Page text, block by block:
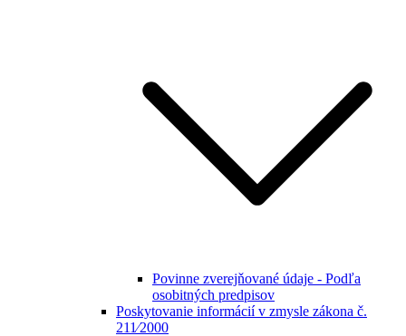
Povinne zverejňované údaje - Podľa
osobitných predpisov
Poskytovanie informácií v zmysle zákona č.
211⁄2000